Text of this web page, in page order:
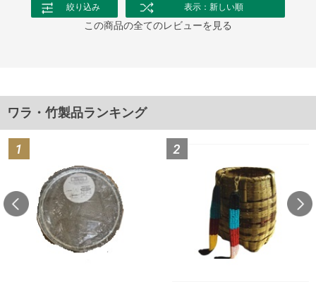
絞り込み 表示：新しい順
この商品の全てのレビューを見る
ワラ・竹製品ランキング